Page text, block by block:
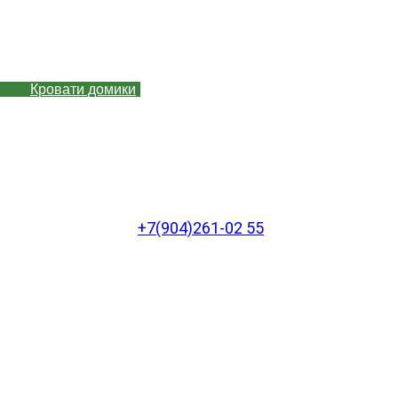
+7(904)261-02 55
Кровати домики